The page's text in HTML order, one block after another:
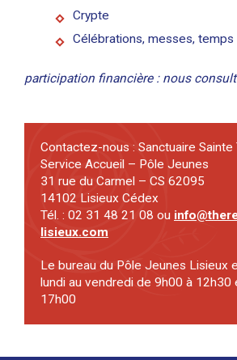
Crypte
Célébrations, messes,
participation financière : nous
Contactez-nous : Sanctuaire Sainte
Service Accueil – Pôle Jeunes
31 rue du Carmel – CS 62095
14102 Lisieux Cédex
Tél. : 02 31 48 21 08 ou
lisieux.com
Le bureau du Pôle Jeunes Lisieux
lundi au vendredi de 9h00 à 12h30
17h00